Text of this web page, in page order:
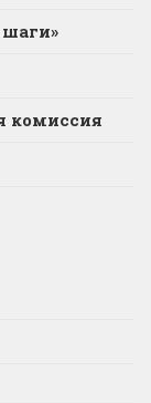
комиссия